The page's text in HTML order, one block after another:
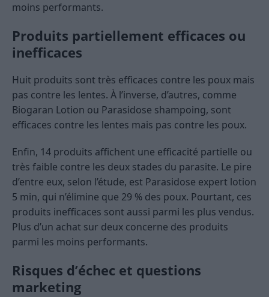
moins performants.
Produits partiellement efficaces ou
inefficaces
Huit produits sont très efficaces contre les poux mais
pas contre les lentes. À l’inverse, d’autres, comme
Biogaran Lotion ou Parasidose shampoing, sont
efficaces contre les lentes mais pas contre les poux.
Enfin, 14 produits affichent une efficacité partielle ou
très faible contre les deux stades du parasite. Le pire
d’entre eux, selon l’étude, est Parasidose expert lotion
5 min, qui n’élimine que 29 % des poux. Pourtant, ces
produits inefficaces sont aussi parmi les plus vendus.
Plus d’un achat sur deux concerne des produits
parmi les moins performants.
Risques d’échec et questions
marketing